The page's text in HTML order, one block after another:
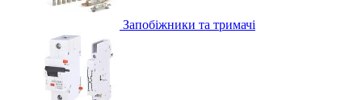
Запобіжники та тримачі